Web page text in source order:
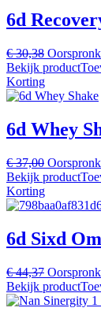
6d
€ 30,38
Bekijk product
Korting
6d Whey
€ 37,00
Bekijk product
Korting
6d Sixd
€ 44,37
Bekijk product